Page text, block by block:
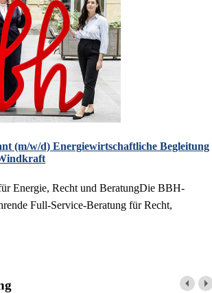
(m/w/d) Energiewirtschaftliche Begleitung
Energie, Recht und BeratungDie BBH-
Full-Service-Beratung für Recht,